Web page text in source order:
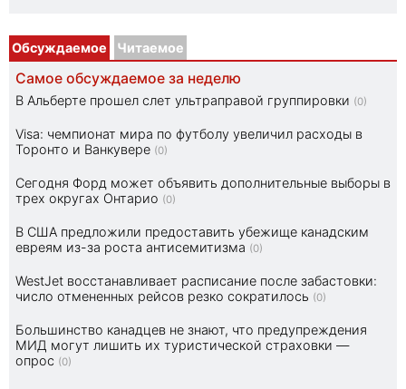
Обсуждаемое Читаемое
Самое обсуждаемое за неделю
В Альберте прошел слет ультраправой группировки (0)
Visa: чемпионат мира по футболу увеличил расходы в
Торонто и Ванкувере (0)
Сегодня Форд может объявить дополнительные выборы в
трех округах Онтарио (0)
В США предложили предоставить убежище канадским
евреям из-за роста антисемитизма (0)
WestJet восстанавливает расписание после забастовки:
число отмененных рейсов резко сократилось (0)
Большинство канадцев не знают, что предупреждения
МИД могут лишить их туристической страховки —
опрос (0)